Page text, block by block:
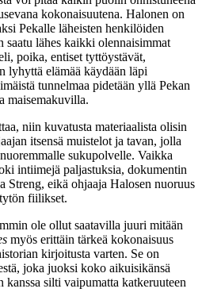
kokonaisuutena. Halonen on
Pekalle läheisten henkilöiden
saatu lähes kaikki olennaisimmat
poika, entiset tyttöystävät,
lyhyttä elämää käydään läpi
tunnelmaa pidetään yllä Pekan
maisemakuvilla.
niin kuvatusta materiaalista olisin
itsensä muistelot ja tavan, jolla
sukupolvelle. Vaikka
intiimejä paljastuksia, dokumentin
Streng, eikä ohjaaja Halosen nuoruus
fiilikset.
ole ollut saatavilla juuri mitään
myös erittäin tärkeä kokonaisuus
kirjoitusta varten. Se on
joka juoksi koko aikuisikänsä
kanssa silti vaipumatta katkeruuteen